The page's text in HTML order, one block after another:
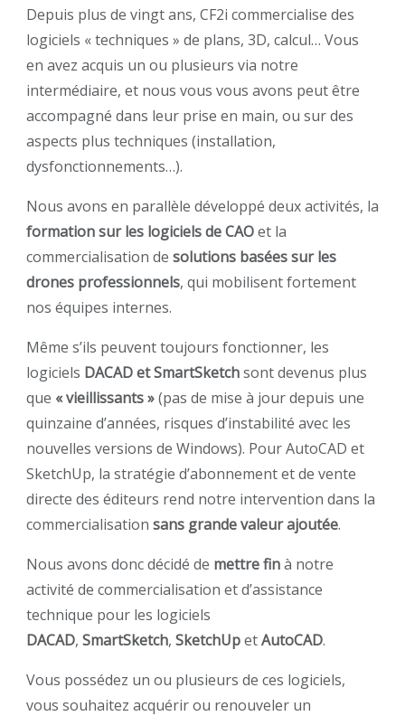
Depuis plus de vingt ans, CF2i commercialise des
logiciels « techniques » de plans, 3D, calcul… Vous
en avez acquis un ou plusieurs via notre
intermédiaire, et nous vous vous avons peut être
accompagné dans leur prise en main, ou sur des
aspects plus techniques (installation,
dysfonctionnements…).
Nous avons en parallèle développé deux activités, la
formation sur les logiciels de CAOet la
commercialisation de solutions basées sur les
drones professionnels, qui mobilisent fortement
nos équipes internes.
Même s’ils peuvent toujours fonctionner, les
logiciels DACAD et SmartSketchsont devenus plus
que « vieillissants »(pas de mise à jour depuis une
quinzaine d’années, risques d’instabilité avec les
nouvelles versions de Windows). Pour AutoCAD et
SketchUp, la stratégie d’abonnement et de vente
directe des éditeurs rend notre intervention dans la
commercialisation sans grande valeur ajoutée.
Nous avons donc décidé de mettre finà notre
activité de commercialisation et d’assistance
technique pour les logiciels
DACAD, SmartSketch, SketchUpetAutoCAD.
Vous possédez un ou plusieurs de ces logiciels,
vous souhaitez acquérir ou renouveler un